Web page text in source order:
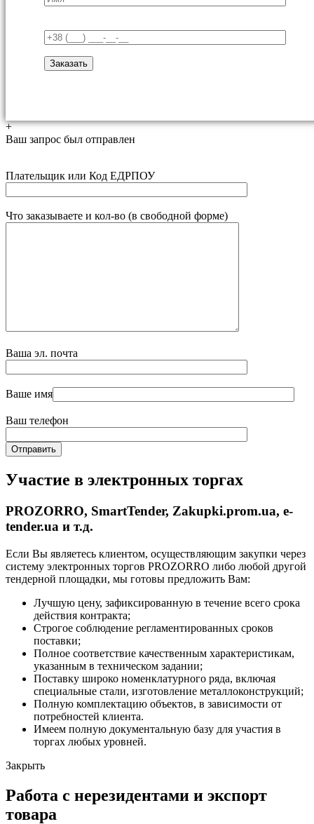
+
Ваш запрос был отправлен
Плательщик или Код ЕДРПОУ
Что заказываете и кол-во (в свободной форме)
Ваша эл. почта
Ваше имя
Ваш телефон
Участие в электронных торгах
PROZORRO, SmartTender, Zakupki.prom.ua, e-
tender.ua и т.д.
Если Вы являетесь клиентом, осуществляющим закупки через
систему электронных торгов PROZORRO либо любой другой
тендерной площадки, мы готовы предложить Вам:
Лучшую цену, зафиксированную в течение всего срока
действия контракта;
Строгое соблюдение регламентированных сроков
поставки;
Полное соответствие качественным характеристикам,
указанным в техническом задании;
Поставку широко номенклатурного ряда, включая
специальные стали, изготовление металлоконструкций;
Полную комплектацию объектов, в зависимости от
потребностей клиента.
Имеем полную документальную базу для участия в
торгах любых уровней.
Закрыть
Работа с нерезидентами и экспорт
товара